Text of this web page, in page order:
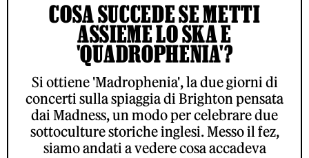
COSA SUCCEDE SE METTI
ASSIEME LO SKA E
'QUADROPHENIA'?
Si ottiene 'Madrophenia', la due giorni di
concerti sulla spiaggia di Brighton pensata
dai Madness, un modo per celebrare due
sottoculture storiche inglesi. Messo il fez,
siamo andati a vedere cosa accadeva